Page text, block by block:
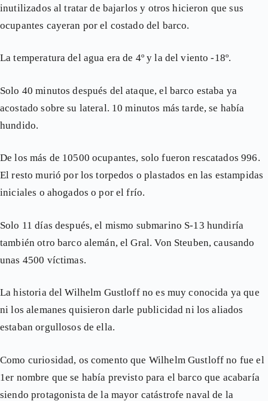
inutilizados al tratar de bajarlos y otros hicieron que sus
ocupantes cayeran por el costado del barco.
La temperatura del agua era de 4º y la del viento -18º.
Solo 40 minutos después del ataque, el barco estaba ya
acostado sobre su lateral. 10 minutos más tarde, se había
hundido.
De los más de 10500 ocupantes, solo fueron rescatados 996.
El resto murió por los torpedos o plastados en las estampidas
iniciales o ahogados o por el frío.
Solo 11 días después, el mismo submarino S-13 hundiría
también otro barco alemán, el Gral. Von Steuben, causando
unas 4500 víctimas.
La historia del Wilhelm Gustloff no es muy conocida ya que
ni los alemanes quisieron darle publicidad ni los aliados
estaban orgullosos de ella.
Como curiosidad, os comento que Wilhelm Gustloff no fue el
1er nombre que se había previsto para el barco que acabaría
siendo protagonista de la mayor catástrofe naval de la